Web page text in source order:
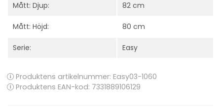
Mått: Djup: 82 cm
Mått: Höjd: 80 cm
Serie: Easy
Produktens artikelnummer: Easy03-1060
Produktens EAN-kod: 7331889106129